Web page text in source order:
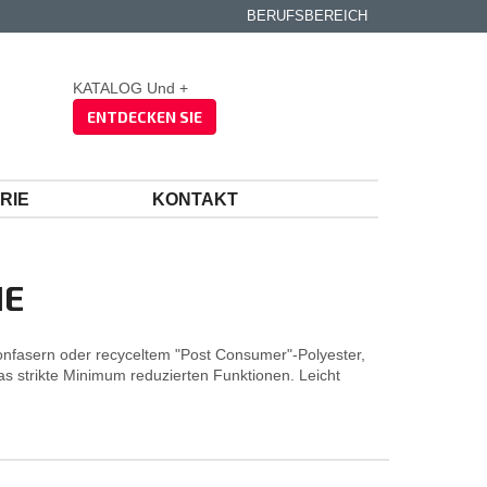
BERUFSBEREICH
KATALOG Und +
ENTDECKEN SIE
KONTAKT
oder recyceltem "Post Consumer"-Polyester,
strikte Minimum reduzierten Funktionen. Leicht